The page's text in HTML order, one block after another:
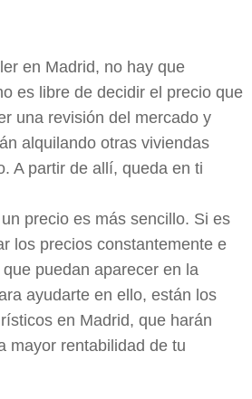
en Madrid, no hay que
es libre de decidir el precio que
una revisión del mercado y
alquilando otras viviendas
A partir de allí, queda en ti
precio es más sencillo. Si es
los precios constantemente e
puedan aparecer en la
ayudarte en ello, están los
en Madrid, que harán
mayor rentabilidad de tu